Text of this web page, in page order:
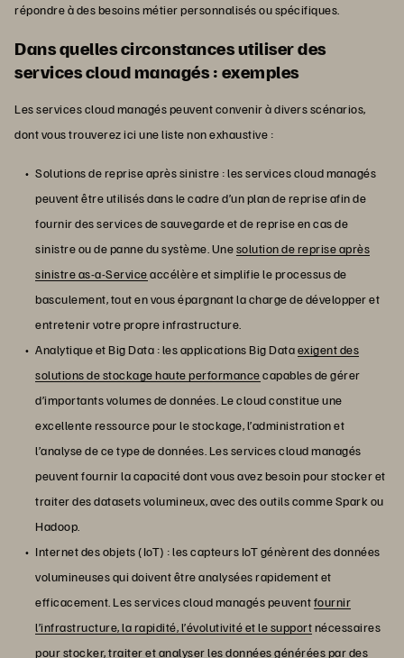
répondre à des besoins métier personnalisés ou spécifiques.
Dans quelles circonstances utiliser des
services cloud managés : exemples
Les services cloud managés peuvent convenir à divers scénarios,
dont vous trouverez ici une liste non exhaustive :
Solutions de reprise après sinistre : les services cloud managés
peuvent être utilisés dans le cadre d’un plan de reprise afin de
fournir des services de sauvegarde et de reprise en cas de
sinistre ou de panne du système. Unesolution de reprise après
sinistre as-a-Serviceaccélère et simplifie le processus de
basculement, tout en vous épargnant la charge de développer et
entretenir votre propre infrastructure.
Analytique et Big Data : les applications Big Dataexigent des
solutions de stockage haute performancecapables de gérer
d’importants volumes de données. Le cloud constitue une
excellente ressource pour le stockage, l’administration et
l’analyse de ce type de données. Les services cloud managés
peuvent fournir la capacité dont vous avez besoin pour stocker et
traiter des datasets volumineux, avec des outils comme Spark ou
Hadoop.
Internet des objets (IoT) : les capteurs IoT génèrent des données
volumineuses qui doivent être analysées rapidement et
efficacement. Les services cloud managés peuventfournir
l’infrastructure, la rapidité, l’évolutivité et le supportnécessaires
pour stocker, traiter et analyser les données générées par des